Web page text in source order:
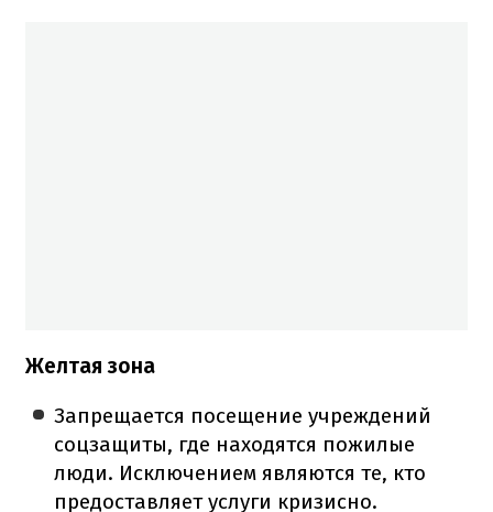
Желтая зона
Запрещается посещение учреждений
соцзащиты, где находятся пожилые
люди. Исключением являются те, кто
предоставляет услуги кризисно.